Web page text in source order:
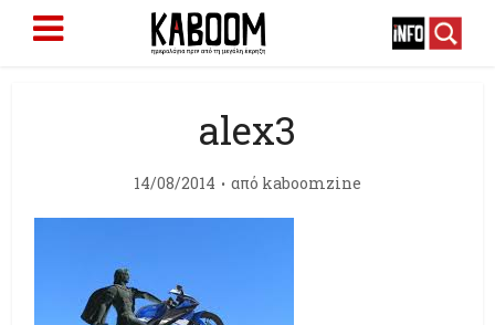
alex3
14/08/2014 από kaboomzine